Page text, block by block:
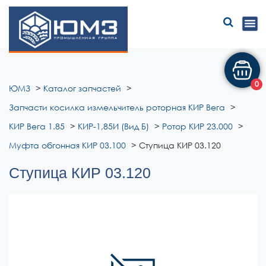
ЮМЗ
ЮМЗ
Каталог запчастей
Запчасти косилка измельчитель роторная КИР Вега
КИР Вега 1.85
КИР-1,85И (Вид Б)
Ротор КИР 23.000
Муфта обгонная КИР 03.100
Ступица КИР 03.120
Ступица КИР 03.120
0